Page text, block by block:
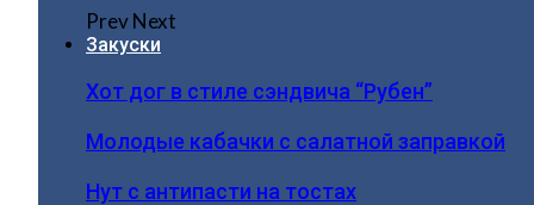
PrevNext
Закуски
Хот дог в стиле сэндвича “Рубен”
Молодые кабачки с салатной заправкой
Нут с антипасти на тостах